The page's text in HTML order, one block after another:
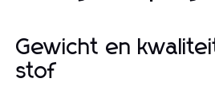
Gewicht en
stof